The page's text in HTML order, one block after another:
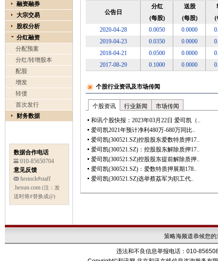
融资融券
大宗交易
股权分析
分红融资
分配预案
分红/转增股本
配股
增发
转债
首次发行
财务数据
数据合作电话
010-85650704
意见反馈
hrstock#staff
.hexun.com (注：发
送时将#替换成@)
公告日
分红
(每股)
送股
(每股)
(
2020-04-28
0.0050 0.0000
2019-04-23
0.0350 0.0000
2018-04-21
0.0500 0.0000
2017-08-29
0.1000 0.0000
策略海频道恭候您的
违法和不良信息举报电话：010-